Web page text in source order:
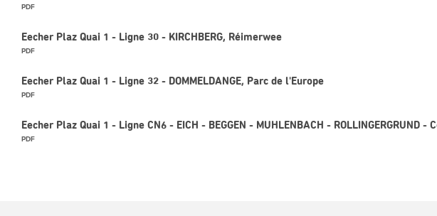
PDF
Eecher Plaz Quai 1 - Ligne 30 - KIRCHBERG, Réimerwee
PDF
Eecher Plaz Quai 1 - Ligne 32 - DOMMELDANGE, Parc de l'Europe
PDF
Eecher Plaz Quai 1 - Ligne CN6 - EICH - BEGGEN - MUHLENBACH - ROLLINGERGRUND -
PDF